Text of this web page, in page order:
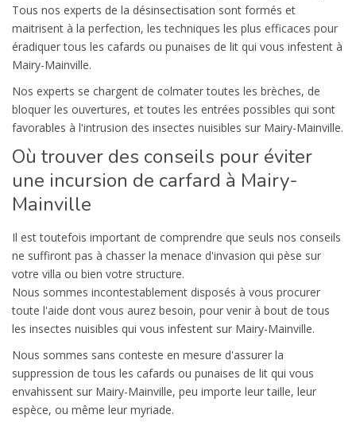
Tous nos experts de la désinsectisation sont formés et
maitrisent à la perfection, les techniques les plus efficaces pour
éradiquer tous les cafards ou punaises de lit qui vous infestent à
Mairy-Mainville.
Nos experts se chargent de colmater toutes les brèches, de
bloquer les ouvertures, et toutes les entrées possibles qui sont
favorables à l'intrusion des insectes nuisibles sur Mairy-Mainville.
Où trouver des conseils pour éviter
une incursion de carfard à Mairy-
Mainville
Il est toutefois important de comprendre que seuls nos conseils
ne suffiront pas à chasser la menace d'invasion qui pèse sur
votre villa ou bien votre structure.
Nous sommes incontestablement disposés à vous procurer
toute l'aide dont vous aurez besoin, pour venir à bout de tous
les insectes nuisibles qui vous infestent sur Mairy-Mainville.
Nous sommes sans conteste en mesure d'assurer la
suppression de tous les cafards ou punaises de lit qui vous
envahissent sur Mairy-Mainville, peu importe leur taille, leur
espèce, ou même leur myriade.